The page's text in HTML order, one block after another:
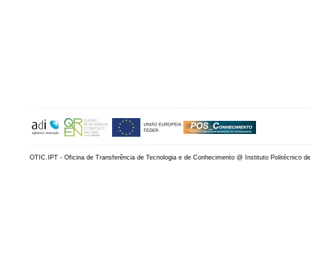
OTIC.IPT - Oficina de Transferência de Tecnologia e de Conhecimento @ Instituto Politécnico